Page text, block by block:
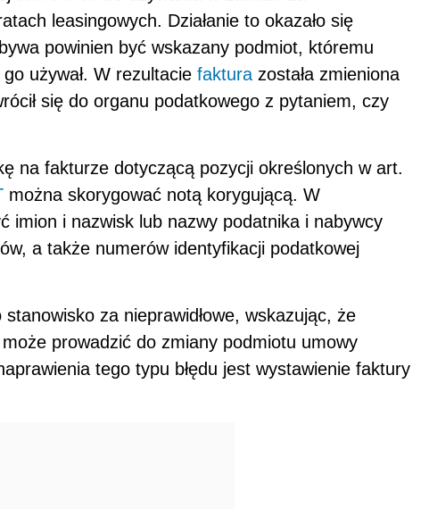
leasingowych. Działanie to okazało się
powinien być wskazany podmiot, któremu
używał. W rezultacie faktura została zmieniona
się do organu podatkowego z pytaniem, czy
na fakturze dotyczącą pozycji określonych w art.
można skorygować notą korygującą. W
imion i nazwisk lub nazwy podatnika i nabywcy
a także numerów identyfikacji podatkowej
za nieprawidłowe, wskazując, że
prowadzić do zmiany podmiotu umowy
tego typu błędu jest wystawienie faktury